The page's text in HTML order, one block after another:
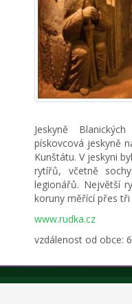
Jeskyně
pískovcová jeskyně
Kunštátu. V jeskyni
rytířů, včetně
legionářů. Největší
koruny měřící přes
www.rudka.cz
vzdálenost od obce: